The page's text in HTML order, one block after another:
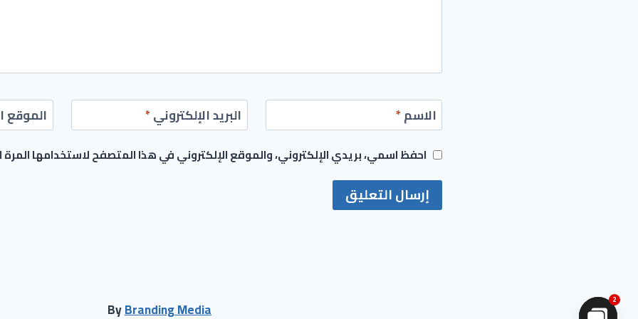
الاسم* البريد الإلكتروني* الموقع
احفظ اسمي، بريدي الإلكتروني، والموقع الإلكتروني في هذا المتصفح لاستخدامها
ByBranding Media 2